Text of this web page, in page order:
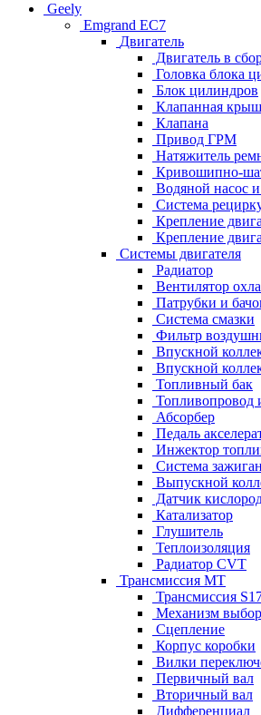
Geely
Emgrand EC7
Двигатель
Двигатель в
Головка блока
Блок цилиндров
Клапанная
Клапана
Привод ГРМ
Натяжитель
Кривошипно-
Водяной насос и
Система
Крепление
Крепление
Системы двигателя
Радиатор
Вентилятор
Патрубки и
Система смазки
Фильтр
Впускной
Впускной
Топливный бак
Топливопровод
Абсорбер
Педаль
Инжектор
Система
Выпускной
Датчик
Катализатор
Глушитель
Теплоизоляция
Радиатор CVT
Трансмиссия MT
Трансмиссия
Механизм
Сцепление
Корпус коробки
Вилки
Первичный вал
Вторичный вал
Дифференциал